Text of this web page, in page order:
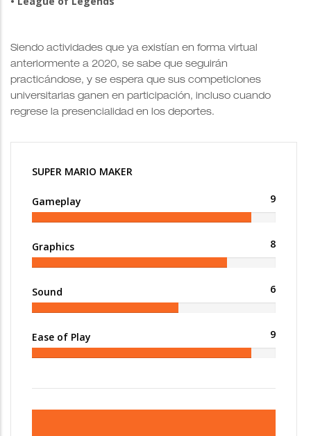
Siendo actividades que ya existían en forma virtual
anteriormente a 2020, se sabe que seguirán
practicándose, y se espera que sus competiciones
universitarias ganen en participación, incluso cuando
regrese la presencialidad en los deportes.
SUPER MARIO MAKER
Gameplay 9
Graphics 8
Sound 6
Ease of Play 9